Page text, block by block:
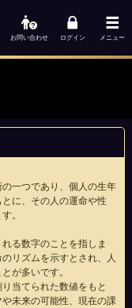
お問い合わせ ログイン メニュー
一つであり、個人の生年
に、その人の運命や性
。
る数字のことを指しま
リズムを示すとされ、人
が多いです。
当てられた数値をもと
未来の可能性、現在の課